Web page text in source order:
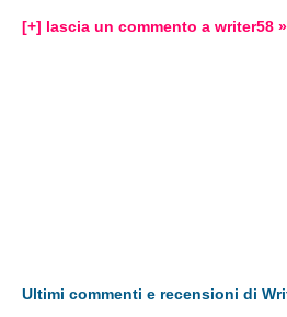
[+] lascia un commento a writer58 »
Ultimi commenti e recensioni di